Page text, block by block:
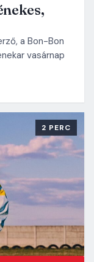
a Bon-Bon
vasárnap
2 PERC